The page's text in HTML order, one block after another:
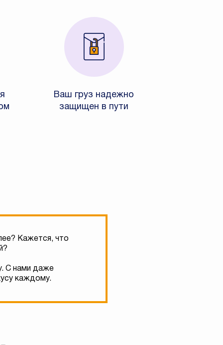
Ваш груз надежно
защищен в пути
Кажется, что
С нами даже
каждому.